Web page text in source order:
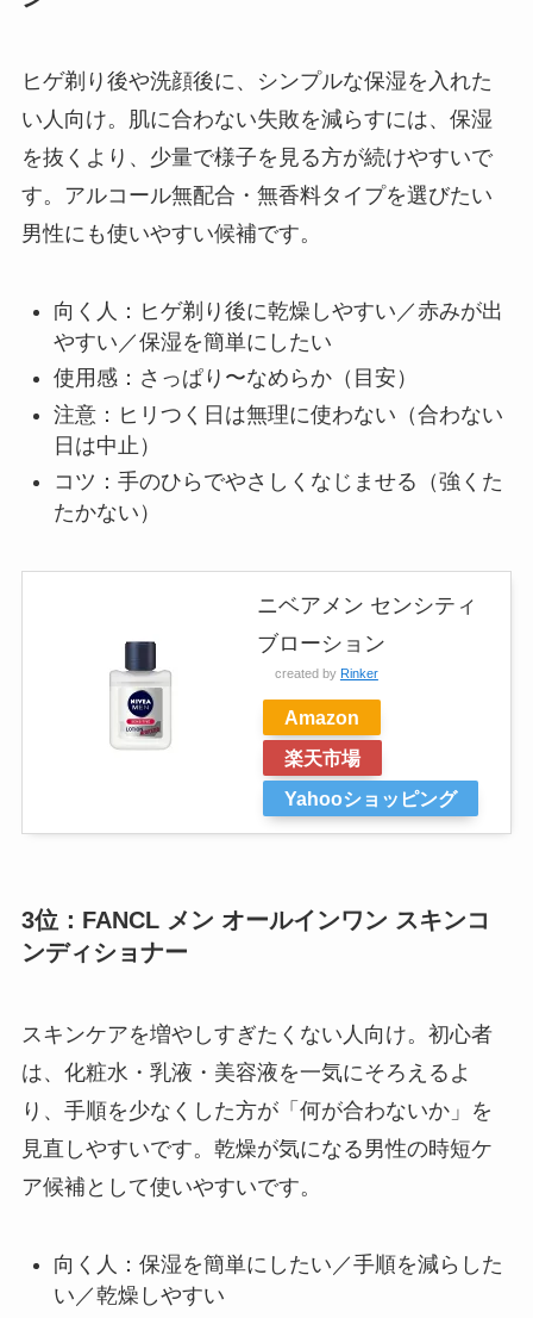
ヒゲ剃り後や洗顔後に、シンプルな保湿を入れた
い人向け。肌に合わない失敗を減らすには、保湿
を抜くより、少量で様子を見る方が続けやすいで
す。アルコール無配合・無香料タイプを選びたい
男性にも使いやすい候補です。
向く人：ヒゲ剃り後に乾燥しやすい／赤みが出
やすい／保湿を簡単にしたい
使用感：さっぱり〜なめらか（目安）
注意：ヒリつく日は無理に使わない（合わない
日は中止）
コツ：手のひらでやさしくなじませる（強くた
たかない）
ニベアメン センシティ
ブローション
created by Rinker
Amazon
楽天市場
Yahooショッピング
3位：FANCL メン オールインワン スキンコ
ンディショナー
スキンケアを増やしすぎたくない人向け。初心者
は、化粧水・乳液・美容液を一気にそろえるよ
り、手順を少なくした方が「何が合わないか」を
見直しやすいです。乾燥が気になる男性の時短ケ
ア候補として使いやすいです。
向く人：保湿を簡単にしたい／手順を減らした
い／乾燥しやすい